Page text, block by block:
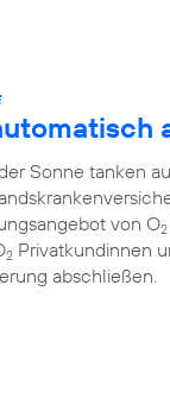
Sonne tanken
von O2
2 Privatkundinnen
abschließen.